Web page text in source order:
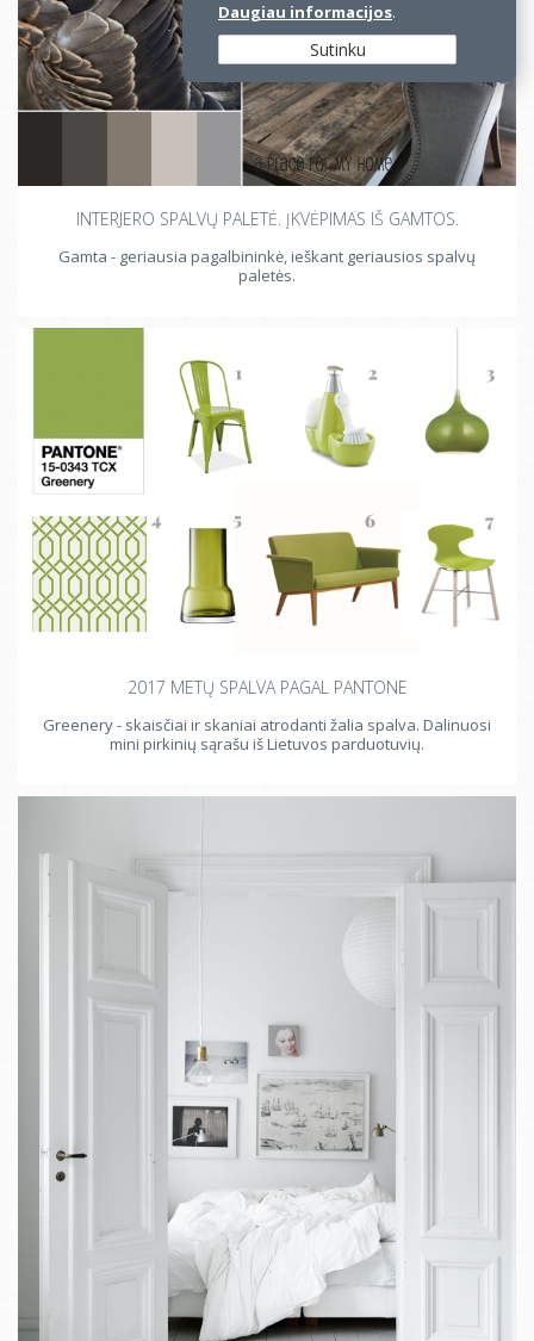
INTERJERO SPALVŲ PALETĖ. ĮKVĖPIMAS IŠ GAMTOS.
Gamta - geriausia pagalbininkė, ieškant geriausios spalvų
paletės.
2017 METŲ SPALVA PAGAL PANTONE
Greenery - skaisčiai ir skaniai atrodanti žalia spalva. Dalinuosi
mini pirkinių sąrašu iš Lietuvos parduotuvių.
Daugiau informacijos.
Sutinku